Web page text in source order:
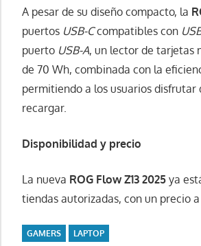
A pesar de su diseño compacto, la
puertos USB-Ccompatibles con
puerto USB-A, un lector de tarjetas
de 70 Wh, combinada con la
permitiendo a los usuarios disfrutar
recargar.
Disponibilidad y precio
La nueva ROG Flow Z13 2025 ya
tiendas autorizadas, con un precio
GAMERS LAPTOP